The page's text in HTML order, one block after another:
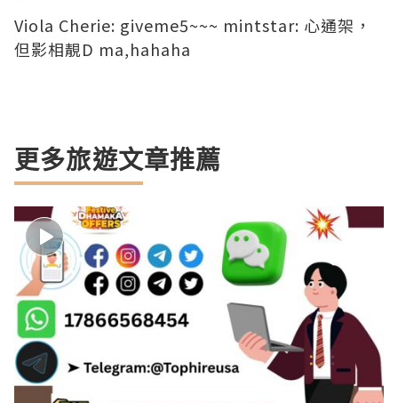
Viola Cherie: giveme5~~~ mintstar: 心通架，
但影相靚D ma,hahaha
更多旅遊文章推薦